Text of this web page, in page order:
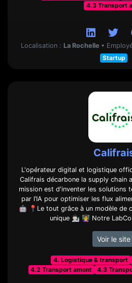
4.3 Transport
Localisation : La Rochelle •
Startup
L'opérateur digital et logistique
Califrais décarbone la supply
mission est d'inventer les solutions
par l’IA pour optimiser les flux
🤖 📍Le tout grâce à un modèle de
unique 👨🏻‍🔬 👩‍🏫 Notre
Voir le site
4. Logistique & transport
4.2 Transport amont
4.3